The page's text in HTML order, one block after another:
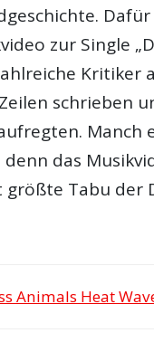
zur Single
Kritiker
schrieben
Manch
denn das
größte Tabu der
Animals Heat